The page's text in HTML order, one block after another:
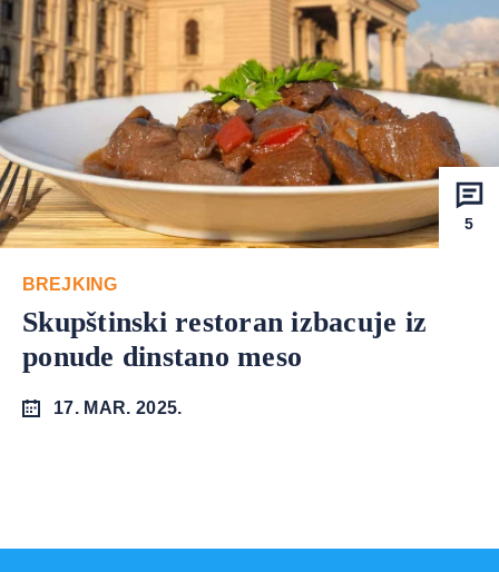
5
BREJKING
Skupštinski restoran izbacuje iz
ponude dinstano meso
17. MAR. 2025.